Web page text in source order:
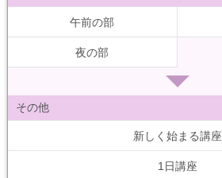
午前の部
夜の部
その他
新しく始まる講座
1日講座